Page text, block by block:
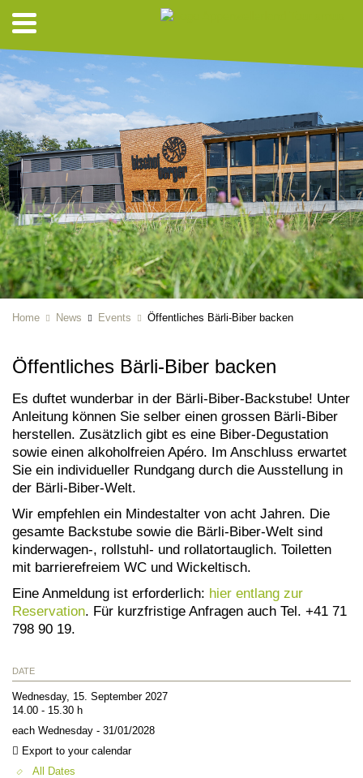
Home News Events Öffentliches Bärli-Biber backen
Öffentliches Bärli-Biber backen
Es duftet wunderbar in der Bärli-Biber-Backstube! Unter
Anleitung können Sie selber einen grossen Bärli-Biber
herstellen. Zusätzlich gibt es eine Biber-Degustation
sowie einen alkoholfreien Apéro. Im Anschluss erwartet
Sie ein individueller Rundgang durch die Ausstellung in
der Bärli-Biber-Welt.
Wir empfehlen ein Mindestalter von acht Jahren. Die
gesamte Backstube sowie die Bärli-Biber-Welt sind
kinderwagen-, rollstuhl- und rollatortauglich. Toiletten
mit barrierefreiem WC und Wickeltisch.
Eine Anmeldung ist erforderlich: hier entlang zur
Reservation . Für kurzfristige Anfragen auch Tel. +41 71
798 90 19.
DATE
Wednesday, 15. September 2027
14.00 - 15.30 h
each Wednesday - 31/01/2028
Export to your calendar
All Dates